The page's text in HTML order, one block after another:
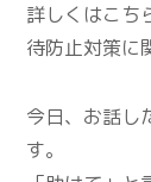
詳しくはこ
待防止対策に
今日、お話し
す。